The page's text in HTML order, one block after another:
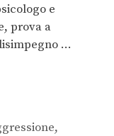
e
prova a
…
,